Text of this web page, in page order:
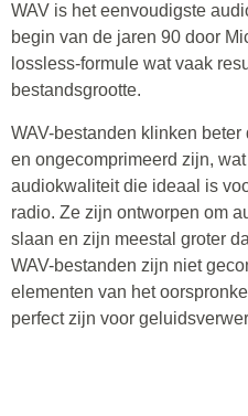
WAV is het eenvoudigste
begin van de jaren 90 door
lossless-formule wat vaak
bestandsgrootte.
WAV-bestanden klinken
en ongecomprimeerd zijn,
audiokwaliteit die ideaal is
radio. Ze zijn ontworpen om
slaan en zijn meestal groter
WAV-bestanden zijn niet
elementen van het
perfect zijn voor